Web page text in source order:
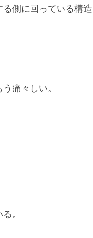
側に回っている構造
痛々しい。
。